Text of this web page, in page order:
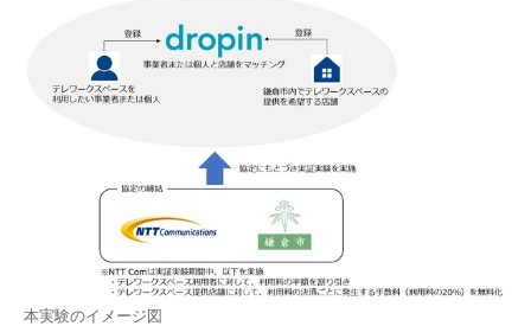
本実験のイメージ図